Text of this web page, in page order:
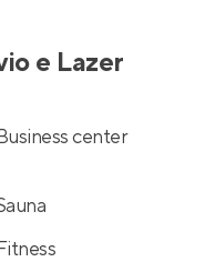
e Lazer
center